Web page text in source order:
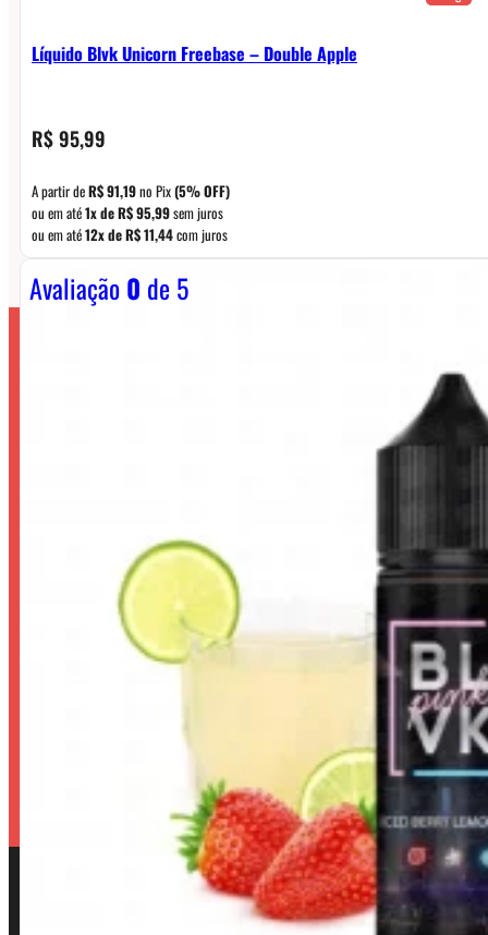
Líquido Blvk Unicorn Freebase – Double Apple
R$95,99
A partir deR$91,19no Pix(5% OFF)
ou em até1x deR$95,99sem juros
ou em até12x deR$11,44com juros
Avaliação0 de 5